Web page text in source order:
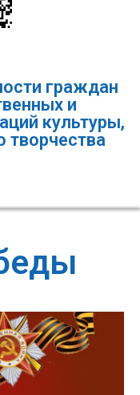
граждан
и
культуры,
творчества